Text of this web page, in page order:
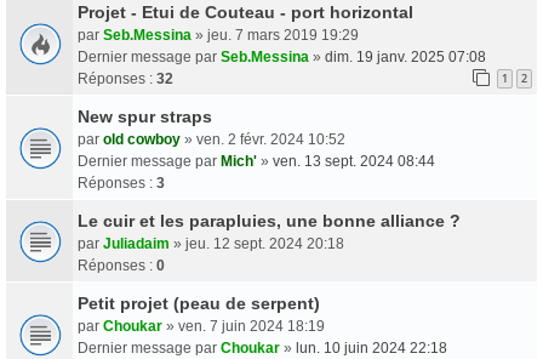
Projet - Etui de Couteau - port horizontal
par Seb.Messina » jeu. 7 mars 2019 19:29
Dernier message par Seb.Messina » dim. 19 janv. 2025 07:08
Réponses : 32 1 2
New spur straps
par old cowboy » ven. 2 févr. 2024 10:52
Dernier message par Mich' » ven. 13 sept. 2024 08:44
Réponses : 3
Le cuir et les parapluies, une bonne alliance ?
par Juliadaim » jeu. 12 sept. 2024 20:18
Réponses : 0
Petit projet (peau de serpent)
par Choukar » ven. 7 juin 2024 18:19
Dernier message par Choukar » lun. 10 juin 2024 22:18